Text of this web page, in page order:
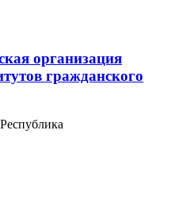
организация
гражданского